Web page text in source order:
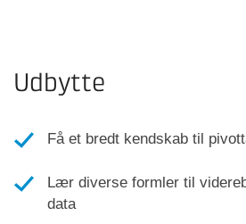
Udbytte
Få et bredt kendskab til
Lær diverse formler til
data